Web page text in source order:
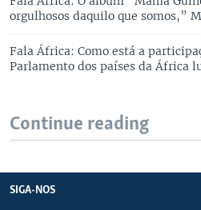
orgulhosos daquilo que somos,”
Fala África: Como está a
Parlamento dos países da África
Continue reading
SIGA-NOS